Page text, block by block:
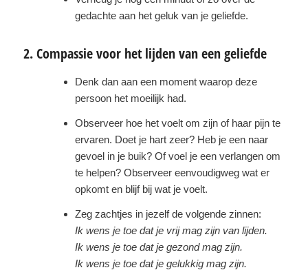
gedachte aan het geluk van je geliefde.
2. Compassie voor het lijden van een geliefde
Denk dan aan een moment waarop deze
persoon het moeilijk had.
Observeer hoe het voelt om zijn of haar pijn te
ervaren. Doet je hart zeer? Heb je een naar
gevoel in je buik? Of voel je een verlangen om
te helpen? Observeer eenvoudigweg wat er
opkomt en blijf bij wat je voelt.
Zeg zachtjes in jezelf de volgende zinnen:
Ik wens je toe dat je vrij mag zijn van lijden.
Ik wens je toe dat je gezond mag zijn.
Ik wens je toe dat je gelukkig mag zijn.